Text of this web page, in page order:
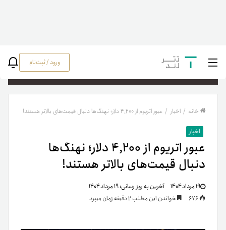
ورود / ثبت‌نام
خانه / اخبار / عبور اتریوم از ۴,۲۰۰ دلار؛ نهنگ‌ها دنبال قیمت‌های بالاتر هستند!
اخبار
عبور اتریوم از ۴,۲۰۰ دلار؛ نهنگ‌ها
دنبال قیمت‌های بالاتر هستند!
۱۹ مرداد ۱۴۰۴ آخرین به روز رسانی:۱۹ مرداد ۱۴۰۴
خواندن این مطلب 2 دقیقه زمان میبرد